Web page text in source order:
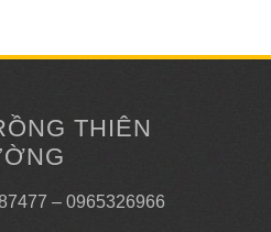
THIÊN
– 0965326966